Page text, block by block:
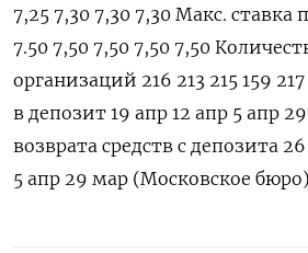
7,25 7,30 7,30 7,30 Макс.
7.50 7,50 7,50 7,50 7,50
организаций 216 213 215 159
в депозит 19 апр 12 апр 5 апр
возврата средств с депозита
5 апр 29 мар (Московское бюро)